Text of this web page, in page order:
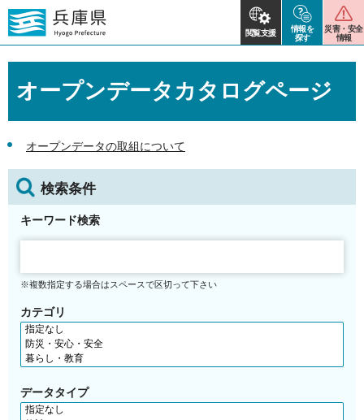
閲覧支援
情報を
探す
災害・安全
情報
オープンデータカタログページ
オープンデータの取組について
検索条件
キーワード検索
※複数指定する場合はスペースで区切って下さい
カテゴリ
データタイプ